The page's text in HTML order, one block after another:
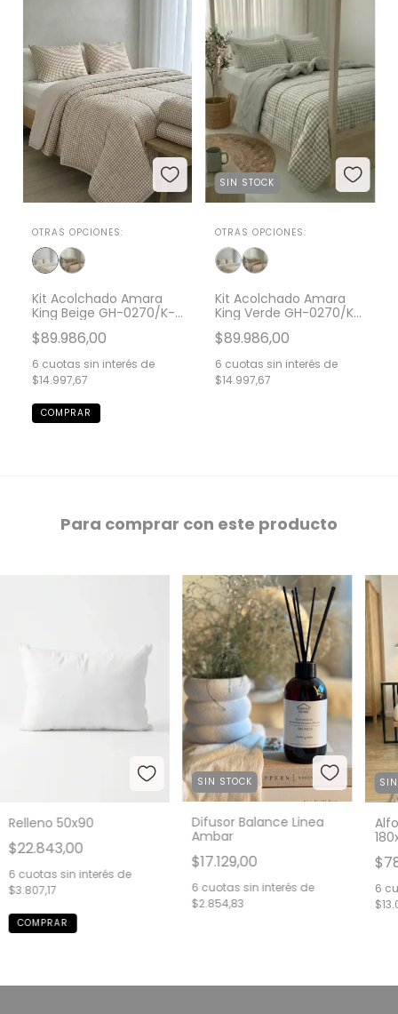
OTRAS OPCIONES:
Kit Acolchado Amara
King Beige GH-0270/K-
BG
$89.986,00
6 cuotas sin interés de
$14.997,67
SIN STOCK
OTRAS OPCIONES:
Kit Acolchado Amara
King Verde GH-0270/K-
V.
$89.986,00
6 cuotas sin interés de
$14.997,67
Para comprar con este producto
Relleno 50x90
$22.843,00
6 cuotas sin interés de
$3.807,17
SIN STOCK
Difusor Balance Linea
Ambar
$17.129,00
6 cuotas sin interés de
$2.854,83
6